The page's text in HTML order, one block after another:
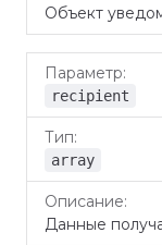
Объект
recipient
array
Данные